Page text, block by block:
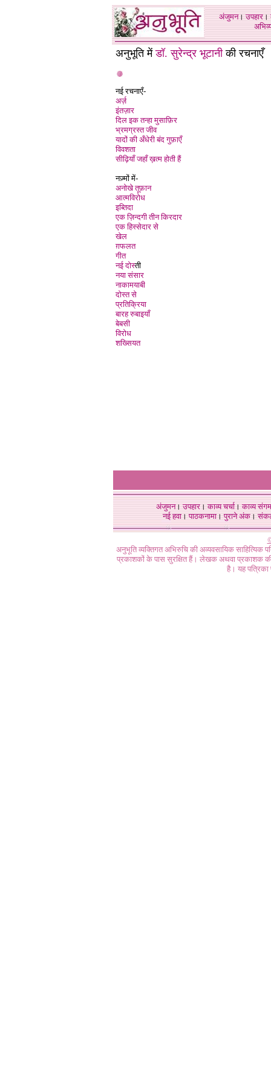
अंजुमन।उपहार।
अनुभूति मेंडॉ. सुरेन्द्र भूटानीकी रचनाएँ
नई रचनाएँ-
अर्ज़
इंतज़ार
दिल इक तन्हा मुसाफ़िर
भ्रमग्रस्त जीव
यादों की अँधेरी बंद गुफ़ाएँ
विवशता
सीढ़ियाँ जहाँ ख़त्म होती हैं
नज़्मों में-
अनोखे तूफ़ान
आत्मविरोध
इब्तिदा
एक ज़िन्दगी तीन किरदार
एक हिस्सेदार से
खेल
ग़फलत
गीत
नई दोस्ती
नया संसार
नाकामयाबी
दोस्त से
प्रतिक्रिया
बारह रुबाइयाँ
बेबसी
विरोध
शख्सियत
अंजुमन।उपहार।काव्य चर्चा।काव्य संगम
नई हवा। पाठकनामा। पुराने अंक।
अनुभूति व्यक्तिगत अभिरुचि की अव्यवसायिक
प्रकाशकों के पास सुरक्षित हैं। लेखक अथवा प्रकाशक की
है। यह पत्रिका